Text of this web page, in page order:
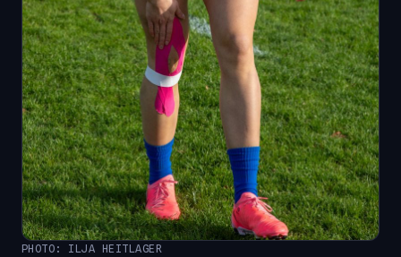
PHOTO: ILJA HEITLAGER